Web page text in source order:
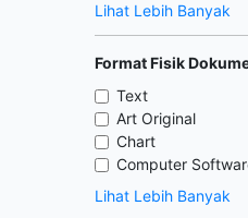
Lihat Lebih Banyak
Format Fisik
Text
Art Original
Chart
Computer
Lihat Lebih Banyak